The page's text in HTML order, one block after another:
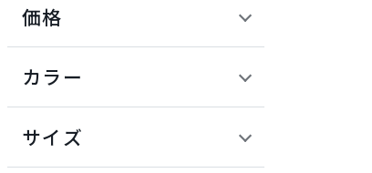
ハーマンミラー
HIKARI
価格
カラー
サイズ